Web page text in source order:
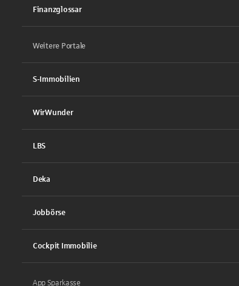
Finanzglossar
Weitere Portale
S-Immobilien
WirWunder
LBS
Deka
Jobbörse
Cockpit Immobilie
App Sparkasse